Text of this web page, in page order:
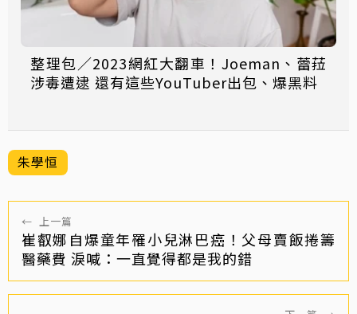
整理包／2023網紅大翻車！Joeman、蕾菈
涉毒遭逮 還有這些YouTuber出包、爆黑料
朱學恒
← 上一篇
崔叡娜自爆童年罹小兒淋巴癌！父母賣飯捲籌
醫藥費 淚喊：一直覺得都是我的錯